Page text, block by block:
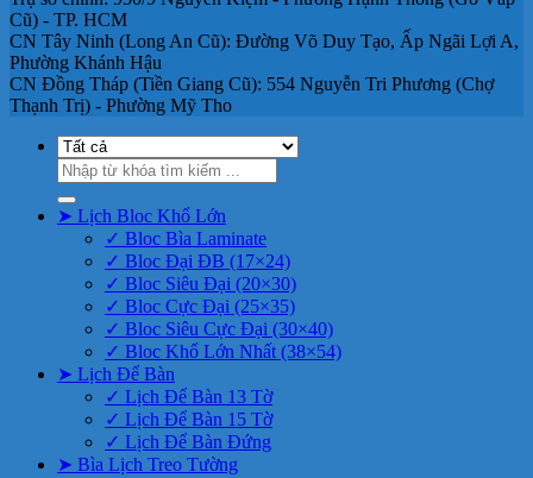
Cũ) - TP. HCM
CN Tây Ninh (Long An Cũ): Đường Võ Duy Tạo, Ấp Ngãi Lợi A,
Phường Khánh Hậu
CN Đồng Tháp (Tiền Giang Cũ): 554 Nguyễn Tri Phương (Chợ
Thạnh Trị) - Phường Mỹ Tho
Tìm
kiếm:
➤ Lịch Bloc Khổ Lớn
✓ Bloc Bìa Laminate
✓ Bloc Đại ĐB (17×24)
✓ Bloc Siêu Đại (20×30)
✓ Bloc Cực Đại (25×35)
✓ Bloc Siêu Cực Đại (30×40)
✓ Bloc Khổ Lớn Nhất (38×54)
➤ Lịch Để Bàn
✓ Lịch Để Bàn 13 Tờ
✓ Lịch Để Bàn 15 Tờ
✓ Lịch Để Bàn Đứng
➤ Bìa Lịch Treo Tường